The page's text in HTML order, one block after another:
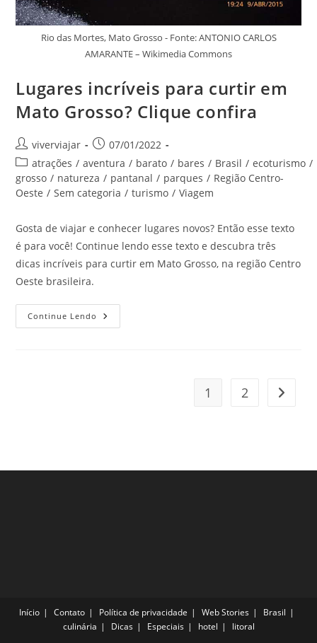
Rio das Mortes, Mato Grosso - Fonte: ANTONIO CARLOS
AMARANTE – Wikimedia Commons
Lugares incríveis para curtir em
Mato Grosso? Clique confira
Autor
do
post:
viverviajar
Post
publicado:
07/01/2022
Categoria
do
post:
atrações / aventura / barato / bares / Brasil / ecoturismo /
grosso / natureza / pantanal / parques / Região Centro-
Oeste / Sem categoria / turismo / Viagem
Gosta de viajar e conhecer lugares novos? Então esse texto
é para você! Continue lendo esse texto e descubra três
dicas incríveis para curtir em Mato Grosso, na região Centro
Oeste brasileira.
Continue Lendo Lugares
Incríveis
1 2 Ir para
Início Contato Política de privacidade Web Stories
Brasil
culinária
Dicas Especiais hotel litoral